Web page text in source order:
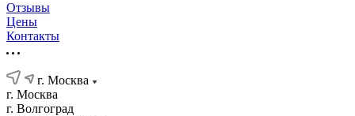
Отзывы
Цены
Контакты
г. Москва
г. Москва
г. Волгоград